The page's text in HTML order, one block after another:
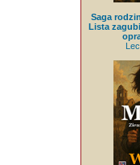
Saga
Lista